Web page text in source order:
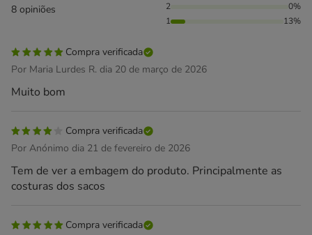
8 opiniões
2
0%
1
13%
Compra verificada
Por Maria Lurdes R. dia 20 de março de 2026
Muito bom
Compra verificada
Por Anónimo dia 21 de fevereiro de 2026
Tem de ver a embagem do produto. Principalmente as
costuras dos sacos
Compra verificada